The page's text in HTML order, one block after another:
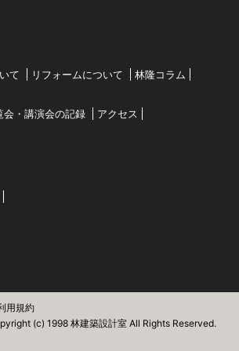
て リフォームについて 林隆コラム
会・講演会の記録 アクセス
用規約
(c) 1998 林建築設計室 All Rights Reserved.